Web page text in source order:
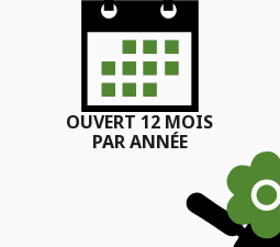
OUVERT 12 MOIS
PAR ANNÉE